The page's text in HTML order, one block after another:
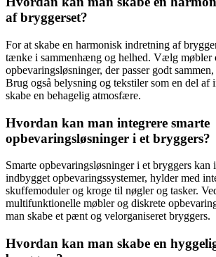
af bryggerset?
For at skabe en harmonisk indretning af
tænke i sammenhæng og helhed. Vælg møbler
opbevaringsløsninger, der passer godt
Brug også belysning og tekstiler som en del af
skabe en behagelig atmosfære.
Hvordan kan man integrere smarte
opbevaringsløsninger i et bryggers?
Smarte opbevaringsløsninger i et bryggers kan
indbygget opbevaringssystemer, hylder med
skuffemoduler og kroge til nøgler og tasker.
multifunktionelle møbler og diskrete
man skabe et pænt og velorganiseret bryggers.
Hvordan kan man skabe en